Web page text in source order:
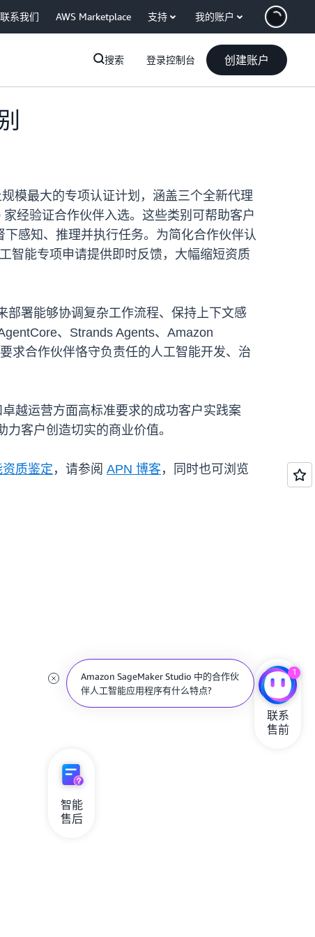
联系我们 AWS Marketplace 支持 我的账户
搜索 登录控制台 创建账户
模最大的专项认证计划，涵盖三个全新代理
经验证合作伙伴入选。这些类别可帮助客户
感知、推理并执行任务。为简化合作伙伴认
智能专项申请提供即时反馈，大幅缩短资质
部署能够协调复杂工作流程、保持上下文感
、Strands Agents、Amazon
求合作伙伴恪守负责任的人工智能开发、治
越运营方面高标准要求的成功客户实践案
客户创造切实的商业价值。
质鉴定 ，请参阅 APN 博客，同时也可浏览
Amazon SageMaker Studio 中的合作伙
伴人工智能应用程序有什么特点?
1
联系
售前
智能
售后